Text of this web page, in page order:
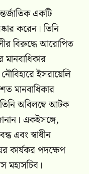
একটি
করেন। তিনি
বিরুদ্ধে আরোপিত
ইসরায়েলি
মানবাধিকার
অবিলম্বে আটক
একইসঙ্গে,
এবং স্বাধীন
কার্যকর পদক্ষেপ
মহাসচিব।